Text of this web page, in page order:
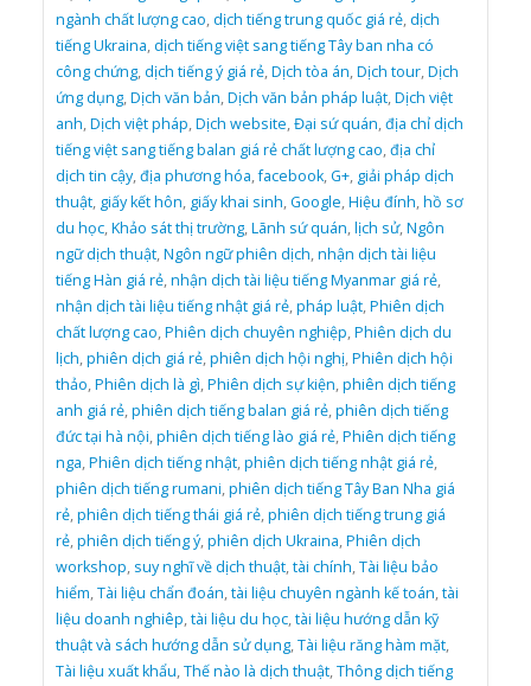
ngành chất lượng cao,dịch tiếng trung quốc giá rẻ,dịch
tiếng Ukraina,dịch tiếng việt sang tiếng Tây ban nha có
công chứng,dịch tiếng ý giá rẻ,Dịch tòa án,Dịch tour,Dịch
ứng dụng,Dịch văn bản,Dịch văn bản pháp luật,Dịch việt
anh,Dịch việt pháp,Dịch website,Đại sứ quán,địa chỉ dịch
tiếng việt sang tiếng balan giá rẻ chất lượng cao,địa chỉ
dịch tin cậy,địa phương hóa,facebook,G+, giải pháp dịch
thuật, giấy kết hôn, giấy khai sinh,Google,Hiệu đính,hồ sơ
du học,Khảo sát thị trường,Lãnh sứ quán,lịch sử,Ngôn
ngữ dịch thuật,Ngôn ngữ phiên dịch,nhận dịch tài liệu
tiếng Hàn giá rẻ,nhận dịch tài liệu tiếng Myanmar giá rẻ,
nhận dịch tài liệu tiếng nhật giá rẻ,pháp luật,Phiên dịch
chất lượng cao,Phiên dịch chuyên nghiệp,Phiên dịch du
lịch,phiên dịch giá rẻ,phiên dịch hội nghị,Phiên dịch hội
thảo,Phiên dịch là gì,Phiên dịch sự kiện,phiên dịch tiếng
anh giá rẻ,phiên dịch tiếng balan giá rẻ,phiên dịch tiếng
đức tại hà nội,phiên dịch tiếng lào giá rẻ,Phiên dịch tiếng
nga,Phiên dịch tiếng nhật,phiên dịch tiếng nhật giá rẻ,
phiên dịch tiếng rumani,phiên dịch tiếng Tây Ban Nha giá
rẻ,phiên dịch tiếng thái giá rẻ,phiên dịch tiếng trung giá
rẻ,phiên dịch tiếng ý,phiên dịch Ukraina,Phiên dịch
workshop, suy nghĩ về dịch thuật,tài chính,Tài liệu bảo
hiểm,Tài liệu chẩn đoán,tài liệu chuyên ngành kế toán,tài
liệu doanh nghiêp,tài liệu du học,tài liệu hướng dẫn kỹ
thuật và sách hướng dẫn sử dụng,Tài liệu răng hàm mặt,
Tài liệu xuất khẩu,Thế nào là dịch thuật,Thông dịch tiếng